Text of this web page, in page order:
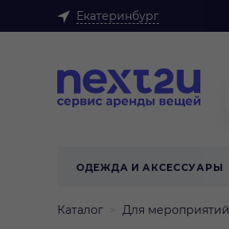
Екатеринбург
ОДЕЖДА И АКСЕССУАРЫ
Каталог Для мероприятий